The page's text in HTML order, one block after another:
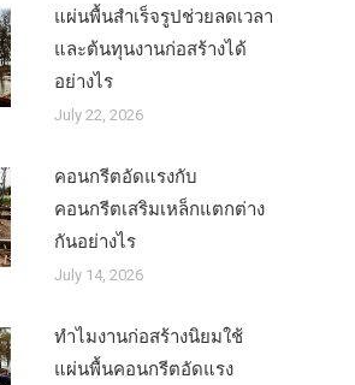
แผ่นพื้นสำเร็จรูปช่วยลดเวลา
และต้นทุนงานก่อสร้างได้
อย่างไร
July 22, 2026
คอนกรีตอัดแรงกับ
คอนกรีตเสริมเหล็กแตกต่าง
กันอย่างไร
July 14, 2026
ทำไมงานก่อสร้างนิยมใช้
แผ่นพื้นคอนกรีตอัดแรง